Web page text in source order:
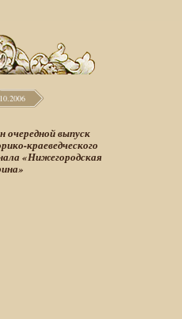
очередной выпуск
краеведческого
«Нижегородская